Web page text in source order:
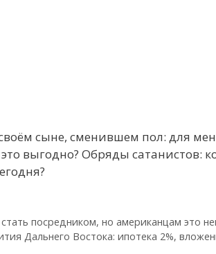
сыне, сменившем пол: для
выгодно? Обряды
посредником, но американцам это
Дальнего Востока: ипотека 2%,